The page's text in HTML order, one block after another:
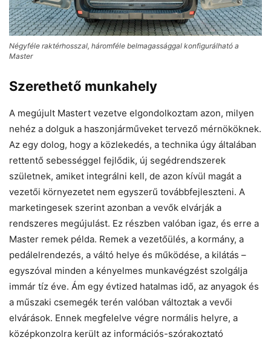
Négyféle raktérhosszal, háromféle belmagassággal konfigurálható a
Master
Szerethető munkahely
A megújult Mastert vezetve elgondolkoztam azon, milyen
nehéz a dolguk a haszonjárműveket tervező mérnököknek.
Az egy dolog, hogy a közlekedés, a technika úgy általában
rettentő sebességgel fejlődik, új segédrendszerek
születnek, amiket integrálni kell, de azon kívül magát a
vezetői környezetet nem egyszerű továbbfejleszteni. A
marketingesek szerint azonban a vevők elvárják a
rendszeres megújulást. Ez részben valóban igaz, és erre a
Master remek példa. Remek a vezetőülés, a kormány, a
pedálelrendezés, a váltó helye és működése, a kilátás –
egyszóval minden a kényelmes munkavégzést szolgálja
immár tíz éve. Ám egy évtized hatalmas idő, az anyagok és
a műszaki csemegék terén valóban változtak a vevői
elvárások. Ennek megfelelve végre normális helyre, a
középkonzolra került az információs-szórakoztató